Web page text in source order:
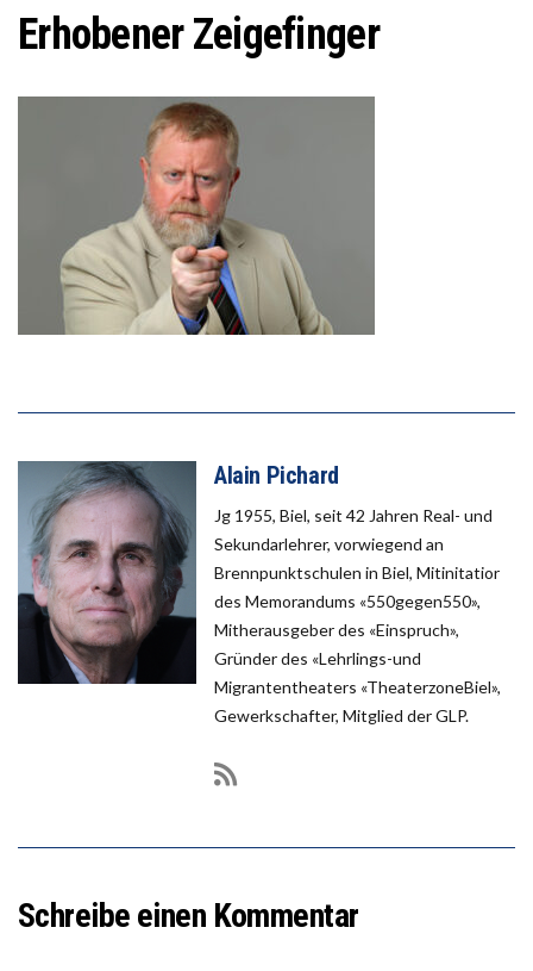
Erhobener Zeigefinger
Alain Pichard
Jg 1955, Biel, seit 42 Jahren Real- und
Sekundarlehrer, vorwiegend an
Brennpunktschulen in Biel, Mitinitatior
des Memorandums «550gegen550»,
Mitherausgeber des «Einspruch»,
Gründer des «Lehrlings-und
Migrantentheaters «TheaterzoneBiel»,
Gewerkschafter, Mitglied der GLP.
Schreibe einen Kommentar